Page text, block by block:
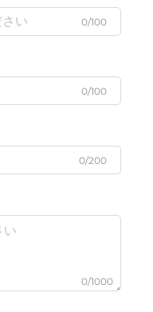
0/100
0/100
0/200
0/1000